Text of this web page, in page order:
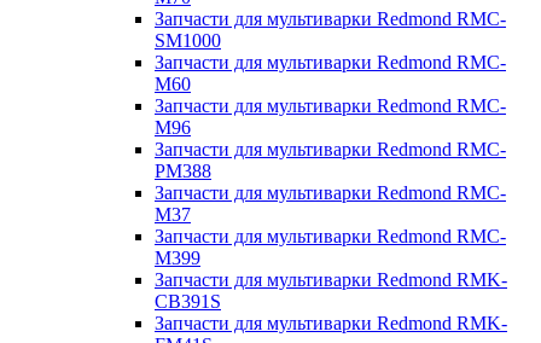
Запчасти для мультиварки Redmond RMC-
SM1000
Запчасти для мультиварки Redmond RMC-
M60
Запчасти для мультиварки Redmond RMC-
M96
Запчасти для мультиварки Redmond RMC-
PM388
Запчасти для мультиварки Redmond RMC-
M37
Запчасти для мультиварки Redmond RMC-
M399
Запчасти для мультиварки Redmond RMK-
CB391S
Запчасти для мультиварки Redmond RMK-